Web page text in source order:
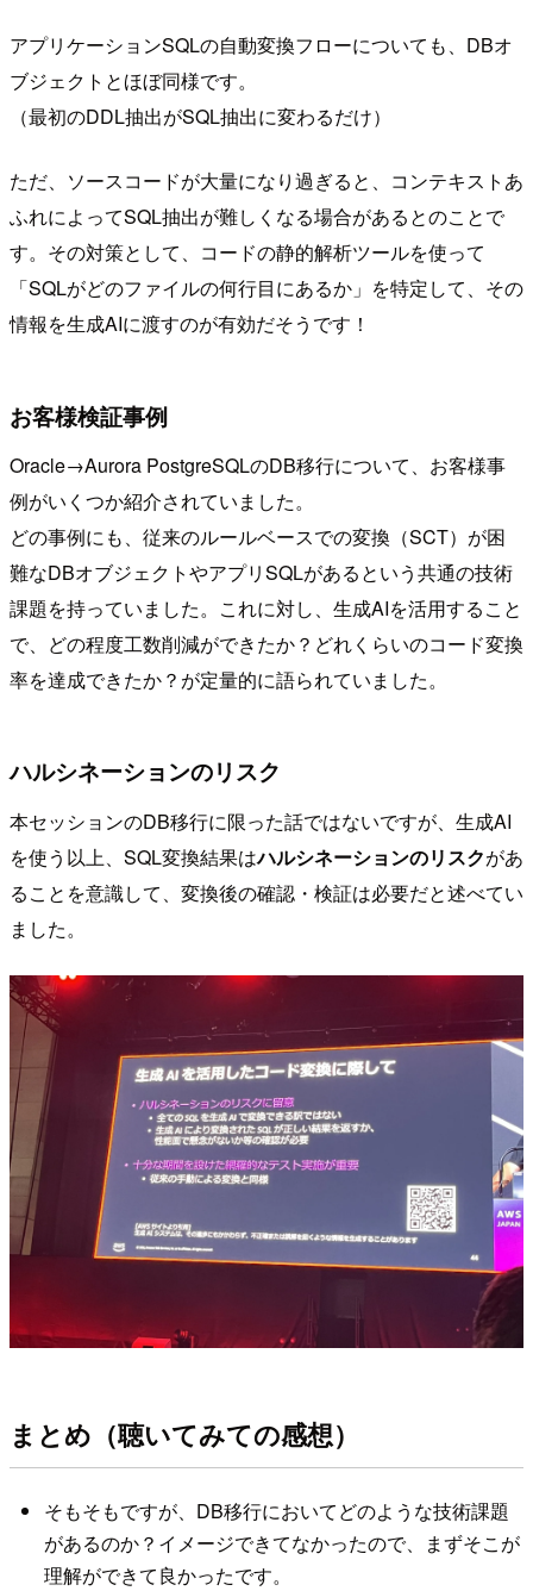
アプリケーションSQLの自動変換フローについても、DBオ
ブジェクトとほぼ同様です。
（最初のDDL抽出がSQL抽出に変わるだけ）
ただ、ソースコードが大量になり過ぎると、コンテキストあ
ふれによってSQL抽出が難しくなる場合があるとのことで
す。その対策として、コードの静的解析ツールを使って
「SQLがどのファイルの何行目にあるか」を特定して、その
情報を生成AIに渡すのが有効だそうです！
お客様検証事例
Oracle→Aurora PostgreSQLのDB移行について、お客様事
例がいくつか紹介されていました。
どの事例にも、従来のルールベースでの変換（SCT）が困
難なDBオブジェクトやアプリSQLがあるという共通の技術
課題を持っていました。これに対し、生成AIを活用すること
で、どの程度工数削減ができたか？どれくらいのコード変換
率を達成できたか？が定量的に語られていました。
ハルシネーションのリスク
本セッションのDB移行に限った話ではないですが、生成AI
を使う以上、SQL変換結果はハルシネーションのリスクがあ
ることを意識して、変換後の確認・検証は必要だと述べてい
ました。
まとめ（聴いてみての感想）
そもそもですが、DB移行においてどのような技術課題
があるのか？イメージできてなかったので、まずそこが
理解ができて良かったです。